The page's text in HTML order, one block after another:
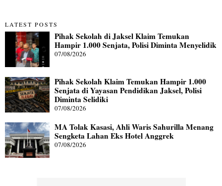
LATEST POSTS
Pihak Sekolah di Jaksel Klaim Temukan
Hampir 1.000 Senjata, Polisi Diminta Menyelidik
07/08/2026
Pihak Sekolah Klaim Temukan Hampir 1.000
Senjata di Yayasan Pendidikan Jaksel, Polisi
Diminta Selidiki
07/08/2026
MA Tolak Kasasi, Ahli Waris Sahurilla Menang
Sengketa Lahan Eks Hotel Anggrek
07/08/2026